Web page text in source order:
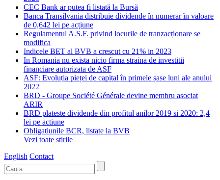
CEC Bank ar putea fi listată la Bursă
Banca Transilvania distribuie dividende în numerar în valoare
de 0,642 lei pe acțiune
Regulamentul A.S.F. privind locurile de tranzacționare se
modifica
Indicele BET al BVB a crescut cu 21% in 2023
In Romania nu exista nicio firma straina de investitii
financiare autorizata de ASF
ASF: Evoluția pieței de capital în primele șase luni ale anului
2022
BRD - Groupe Société Générale devine membru asociat
ARIR
BRD plateste dividende din profitul anilor 2019 si 2020: 2,4
lei pe actiune
Obligatiunile BCR, listate la BVB
Vezi toate stirile
English Contact